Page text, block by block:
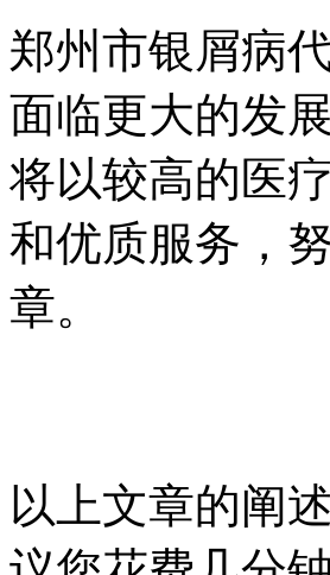
郑州市银屑病
面临更大的发
将以较高的医
和优质服务，
章。
以上文章的阐